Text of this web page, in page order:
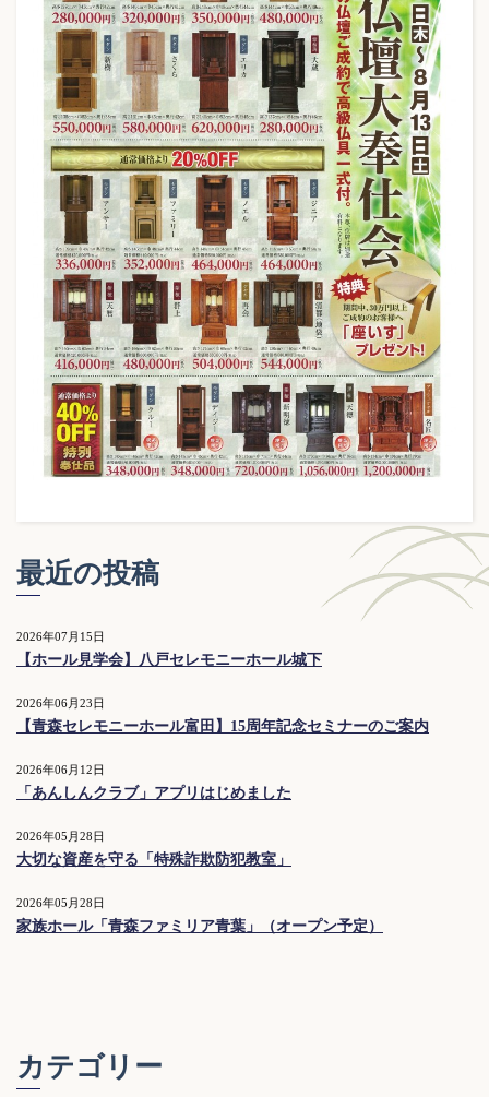
最近の投稿
2026年07月15日
【ホール見学会】八戸セレモニーホール城下
2026年06月23日
【青森セレモニーホール富田】15周年記念セミナーのご案内
2026年06月12日
「あんしんクラブ」アプリはじめました
2026年05月28日
大切な資産を守る「特殊詐欺防犯教室」
2026年05月28日
家族ホール「青森ファミリア青葉」（オープン予定）
カテゴリー